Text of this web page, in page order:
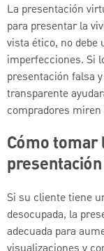
La presentación
para presentar la
vista ético, no
imperfecciones. Si
presentación falsa
transparente
compradores
Cómo
Si su cliente tiene
desocupada, la
adecuada para